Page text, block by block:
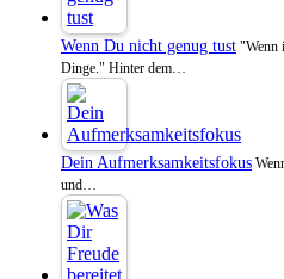
Wenn Du nicht genug tust "Wenn
Dinge." Hinter dem…
Dein Aufmerksamkeitsfokus
und…